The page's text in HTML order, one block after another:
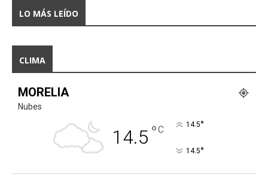
LO MÁS LEÍDO
CLIMA
MORELIA
Nubes
14.5 °C 14.5°
14.5°